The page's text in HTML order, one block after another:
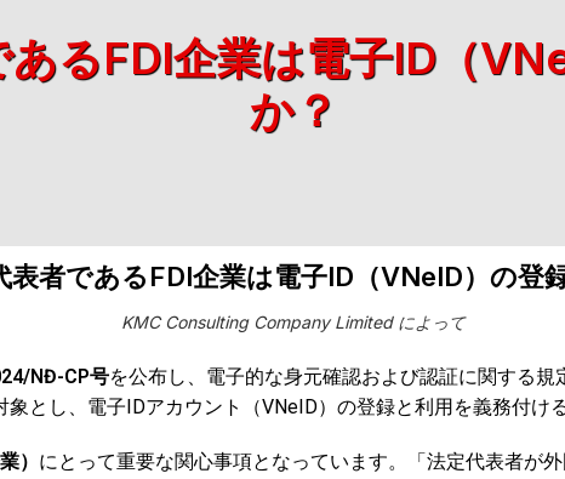
るFDI企業は電子ID（
か？
表者であるFDI企業は電子ID（VNeID）の登
KMC Consulting Company Limited によって
NĐ-CP号を公布し、電子的な身元確認および認証に関する
とし、電子IDアカウント（VNeID）の登録と利用を義務付け
） にとって重要な関心事項となっています。「法定代表者が